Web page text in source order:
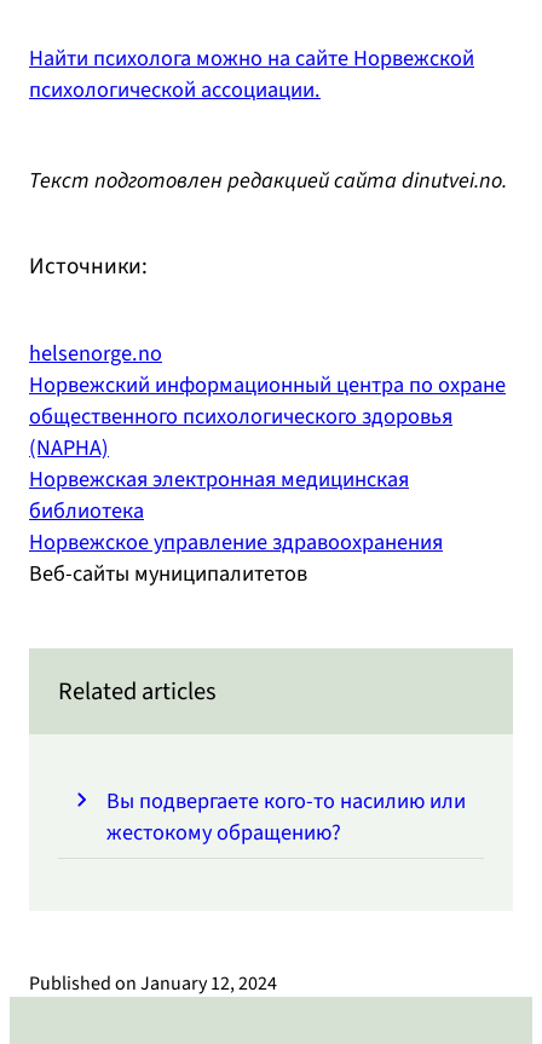
Найти психолога можно на сайте Норвежской
психологической ассоциации.
Текст подготовлен редакцией сайта dinutvei.no.
Источники:
helsenorge.no
Норвежский информационный центра по охране
общественного психологического здоровья
(NAPHA)
Норвежская электронная медицинская
библиотека
Норвежское управление здравоохранения
Веб-сайты муниципалитетов
Related articles
Вы подвергаете кого-то насилию или
жестокому обращению?
Published onJanuary 12, 2024